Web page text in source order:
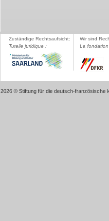
Zuständige Rechtsaufsicht:
Tutelle juridique :
Wir sind
La
2026 © Stiftung für die deutsch-französische